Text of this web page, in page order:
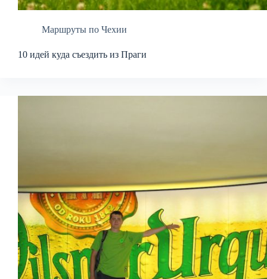
Маршруты по Чехии
10 идей куда съездить из Праги